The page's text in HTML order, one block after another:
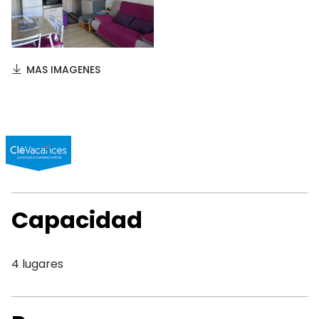
MAS IMAGENES
Capacidad
4 lugares